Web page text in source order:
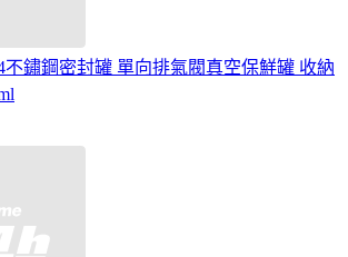
不鏽鋼密封罐 單向排氣閥真空保鮮罐 收納